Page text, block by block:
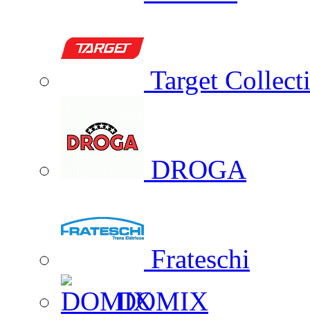
Target
DROGA
Frateschi
DOMIX